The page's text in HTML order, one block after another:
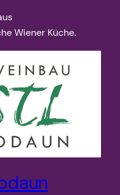
Wiener Küche.